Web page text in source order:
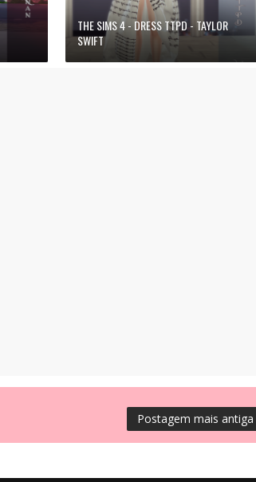
THE SIMS 4 - DRESS TTPD - TAYLOR
SWIFT
Postagem mais antiga